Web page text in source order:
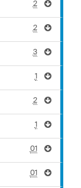
2
2
3
1
2
1
01
01